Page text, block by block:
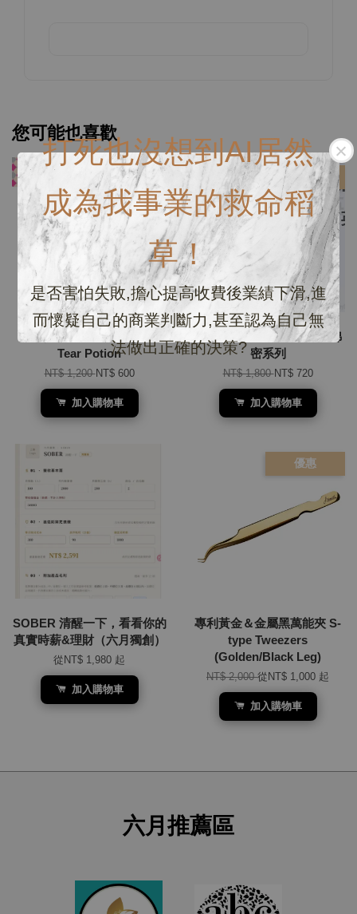
打死也沒想到AI居然
成為我事業的救命稻
草！
是否害怕失敗,擔心提高收費後業績下滑,進
而懷疑自己的商業判斷力,甚至認為自己無
法做出正確的決策?
您可能也喜歡
優惠
天使的眼淚 15ml Angel's
Tear Potion
NT$ 1,200NT$ 600
加入購物車
優惠
Dandelion浦公英0.04mm綿
密系列
NT$ 1,800NT$ 720
加入購物車
SOBER 清醒一下，看看你的
真實時薪&理財（六月獨創）
從 NT$ 1,980 起
加入購物車
優惠
專利黃金＆金屬黑萬能夾 S-
type Tweezers
(Golden/Black Leg)
NT$ 2,000從 NT$ 1,000 起
加入購物車
六月推薦區